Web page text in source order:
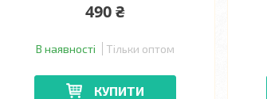
490 ₴
В наявності Тільки оптом
КУПИТИ